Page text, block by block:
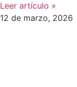
Leer artículo »
12 de marzo, 2026